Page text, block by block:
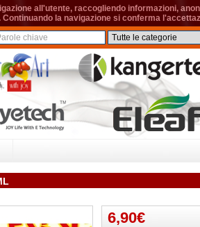
all'utente, raccogliendo informazioni,
la navigazione si conferma
6,90€